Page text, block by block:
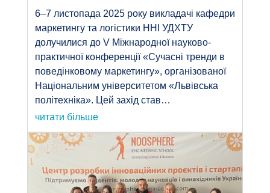
6–7 листопада 2025 року викладачі кафедри
маркетингу та логістики ННІ УДХТУ
долучилися до V Міжнародної науково-
практичної конференції «Сучасні тренди в
поведінковому маркетингу», організованої
Національним університетом «Львівська
політехніка». Цей захід став…
читати більше